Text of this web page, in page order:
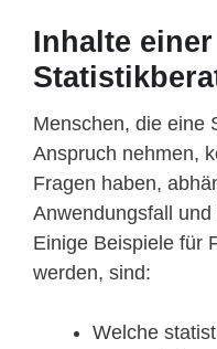
Inhalte einer
Menschen, die eine
Anspruch nehmen,
Fragen haben,
Anwendungsfall
Einige Beispiele für
werden, sind:
Welche